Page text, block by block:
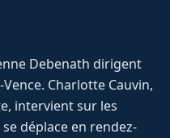
Debenath dirigent
Charlotte Cauvin,
intervient sur les
déplace en rendez-